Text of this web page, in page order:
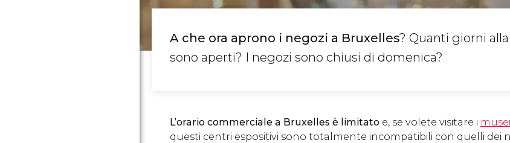
A che ora aprono i negozi a Bruxelles? Quanti giorni
sono aperti? I negozi sono chiusi di domenica?
L’orario commerciale a Bruxelles è limitato e, se volete visitare i musei
questi centri espositivi sono totalmente incompatibili con quelli dei